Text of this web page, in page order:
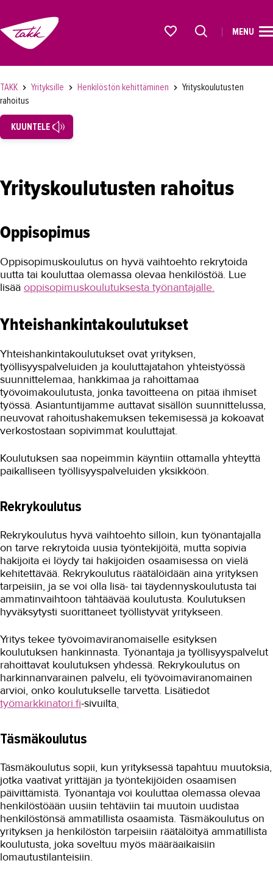
YRITYKSILLE
Monikulttuurinen työyhteisö
Yrityskoulutusten rahoitus
Rekrytoinnin tuki
Hae yritykselle jatkajaa
Yritysyhteistyö
Referenssit
Konepajakoulu
Tilavuokra
Työelämäpalaute
Ota yhteyttä
TAKK
AJANKOHTAISTA
OMA TAKK
YHTEYSTIEDOT
IN ENGLISH
MENU
TAKK Yrityksille Henkilöstön kehittäminen
Yrityskoulutusten
rahoitus
KUUNTELE
Yrityskoulutusten rahoitus
Oppisopimus
Oppisopimuskoulutus on hyvä vaihtoehto rekrytoida
uutta tai kouluttaa olemassa olevaa henkilöstöä. Lue
lisää oppisopimuskoulutuksesta työnantajalle.
Yhteishankintakoulutukset
Yhteishankintakoulutukset ovat yrityksen,
työllisyyspalveluiden ja kouluttajatahon yhteistyössä
suunnittelemaa, hankkimaa ja rahoittamaa
työvoimakoulutusta, jonka tavoitteena on pitää ihmiset
työssä. Asiantuntijamme auttavat sisällön suunnittelussa,
neuvovat rahoitushakemuksen tekemisessä ja kokoavat
verkostostaan sopivimmat kouluttajat.
Koulutuksen saa nopeimmin käyntiin ottamalla yhteyttä
paikalliseen työllisyyspalveluiden yksikköön.
Rekrykoulutus
Rekrykoulutus hyvä vaihtoehto silloin, kun työnantajalla
on tarve rekrytoida uusia työntekijöitä, mutta sopivia
hakijoita ei löydy tai hakijoiden osaamisessa on vielä
kehitettävää. Rekrykoulutus räätälöidään aina yrityksen
tarpeisiin, ja se voi olla lisä- tai täydennyskoulutusta tai
ammatinvaihtoon tähtäävää koulutusta. Koulutuksen
hyväksytysti suorittaneet työllistyvät yritykseen.
Yritys tekee työvoimaviranomaiselle esityksen
koulutuksen hankinnasta. Työnantaja ja työllisyyspalvelut
rahoittavat koulutuksen yhdessä. Rekrykoulutus on
harkinnanvarainen palvelu, eli työvoimaviranomainen
arvioi, onko koulutukselle tarvetta. Lisätiedot
työmarkkinatori.fi-sivuilta.
Täsmäkoulutus
Täsmäkoulutus sopii, kun yrityksessä tapahtuu muutoksia,
jotka vaativat yrittäjän ja työntekijöiden osaamisen
päivittämistä. Työnantaja voi kouluttaa olemassa olevaa
henkilöstöään uusiin tehtäviin tai muutoin uudistaa
henkilöstönsä ammatillista osaamista. Täsmäkoulutus on
yrityksen ja henkilöstön tarpeisiin räätälöityä ammatillista
koulutusta, joka soveltuu myös määräaikaisiin
lomautustilanteisiin.